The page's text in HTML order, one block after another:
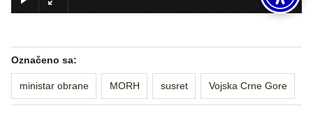
Označeno sa:
ministar obrane MORH susret Vojska Crne Gore